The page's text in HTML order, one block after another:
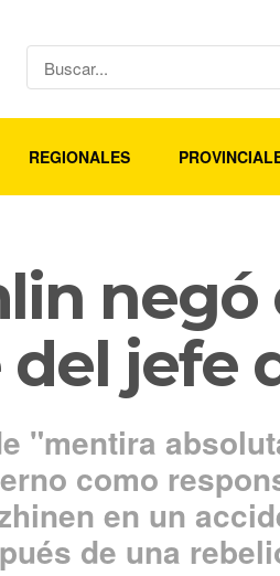
REGIONALES
negó
jefe
"mentira
como
en un
de una